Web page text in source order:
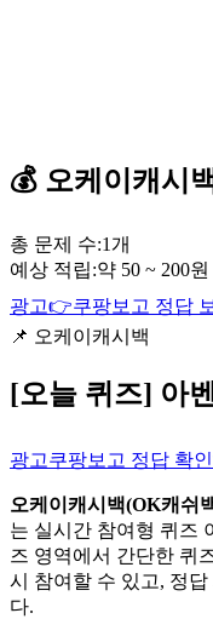
💰 오케이캐시
총 문제 수:1개
예상 적립:약 50 ~ 200원
광고👉쿠팡보고 정답
📌 오케이캐시백
[오늘 퀴즈] 아
광고쿠팡보고 정답 확인
오케이캐시백(OK캐쉬
는 실시간 참여형 퀴즈
즈 영역에서 간단한 퀴
시 참여할 수 있고, 정답
다.